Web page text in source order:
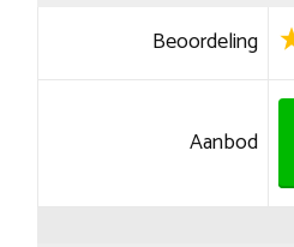
Beoordeling
Aanbod